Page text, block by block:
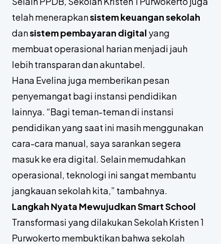
telah menerapkansistem keuangan sekolah
dansistem pembayaran digital yang
membuat operasional harian menjadi jauh
lebih transparan dan akuntabel.
Hana Evelina juga memberikan pesan
penyemangat bagi instansi pendidikan
lainnya. “Bagi teman-teman di instansi
pendidikan yang saat ini masih menggunakan
cara-cara manual, saya sarankan segera
masuk ke era digital. Selain memudahkan
operasional, teknologi ini sangat membantu
jangkauan sekolah kita,” tambahnya.
Langkah Nyata Mewujudkan Smart School
Transformasi yang dilakukan Sekolah Kristen 1
Purwokerto membuktikan bahwa sekolah